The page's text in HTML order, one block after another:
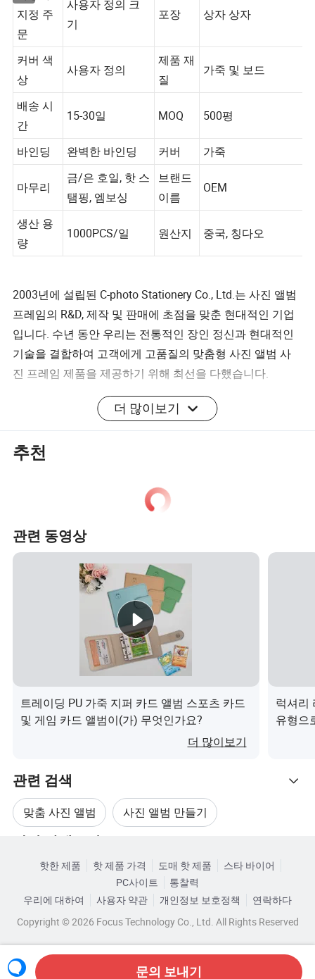
사용자
지정 주
문
사용자 정의 크
커버 색
상
제품 재
질
배송 시
간
바인딩 완벽한 바인딩 커버 가죽
금/은 호일, 핫 스
탬핑, 엠보싱
브랜드
이름
생산 용
량
2003년에 설립된 C-photo Stationery Co., Ltd.는 사진 앨범
프레임의 R&D, 제작 및 판매에 초점을 맞춘 현대적인 기업
입니다. 수년 동안 우리는 전통적인 장인 정신과 현대적인
기술을 결합하여 고객에게 고품질의 맞춤형 사진 앨범 사
진 프레임 제품을 제공하기 위해 최선을 다했습니다.
기업 비전 및 미션
우리의 비전은 세계 최고의 사진 앨범 프레임 제조업체가
되어 다양한 고객의 요구를 충족시키고 제품 품질의 지속
입니다. 우리의 임무는 모든 사진이 아름다운 앨범에서 빛
날 수 있도록 고객이 추억을 만들 수 있는 차량을 만드는 것
입니다.
혁신: 지속적으로 신기술, 새로운 재료 및 새로운 설계를 탐
구하여 제품의 위치를 유지합니다.
품질: 모든 제품이 최고 표준을 충족하도록 생산 프로세스
의 모든 링크를 엄격하게 제어합니다.
고객 우선: 고객의 요구를 심층적으로 이해하고, 맞춤형 서
비스를 제공하고, 장기적인 협력 관계를 구축합니다.
사회적 책임: 환경 보호와 지속 가능한 개발에 주의를 기울
이고 기업 시민권 의무를 적극적으로 이행합니다.
목재 사진 프레임: 고품질 목재로 만들어졌으며, 정교하게
샌딩하고, 천연 질감과 내구성을 위해 도색되었습니다.
금속 사진 프레임: 고강도 합금 소재를 사용하여 표면을 특
앨범 커버: 가죽 을 앨범 커버로 사용한 다음, 연결, 재봉틀,
다림질 및 기타 과정을 통해 제품을 보다 귀결하게 만듭니
다.
생산 용량
이 회사는 연간 50만 개의 생산 능력을 갖춘 고급 생산 장비
더 많이보기
추천
관련 동영상
트레이딩 PU 가죽 지퍼 카드 앨범 스포츠 카드
및 게임 카드 앨범이(가) 무엇인가요?
더 많이보기
럭셔리
유형으
관련 검색
맞춤 사진 앨범 사진 앨범 만들기
플라스틱 사진 앨범 맞춤형 사진 앨범
카테고리로 찾아보기
핫한 제품 핫 제품 가격 도매 핫 제품
스타 바이어
PC사이트
통찰력
우리에 대하여
사용자 약관 개인정보 보호정책
연락하다
Copyright © 2026 Focus Technology Co., Ltd. All Rights Reserved
문의 보내기